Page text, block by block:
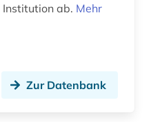
ab. Mehr
Zur Datenbank